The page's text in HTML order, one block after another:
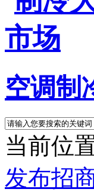
空调制
当前位
发布招